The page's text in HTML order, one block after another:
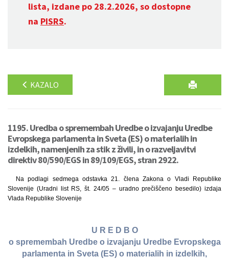
lista, izdane po 28.2.2026, so dostopne
na PISRS.
KAZALO
1195. Uredba o spremembah Uredbe o izvajanju Uredbe
Evropskega parlamenta in Sveta (ES) o materialih in
izdelkih, namenjenih za stik z živili, in o razveljavitvi
direktiv 80/590/EGS in 89/109/EGS, stran 2922.
Na podlagi sedmega odstavka 21. člena Zakona o Vladi Republike
Slovenije (Uradni list RS, št. 24/05 – uradno prečiščeno besedilo) izdaja
Vlada Republike Slovenije
U R E D B O
o spremembah Uredbe o izvajanju Uredbe Evropskega
parlamenta in Sveta (ES) o materialih in izdelkih,